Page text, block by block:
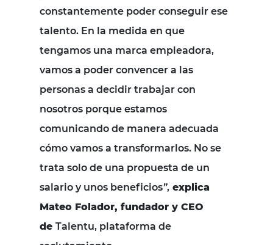
constantemente poder conseguir ese
talento. En la medida en que
tengamos una marca empleadora,
vamos a poder convencer a las
personas a decidir trabajar con
nosotros porque estamos
comunicando de manera adecuada
cómo vamos a transformarlos. No se
trata solo de una propuesta de un
salario y unos beneficios”, explica
Mateo Folador, fundador y CEO
de Talentu, plataforma de